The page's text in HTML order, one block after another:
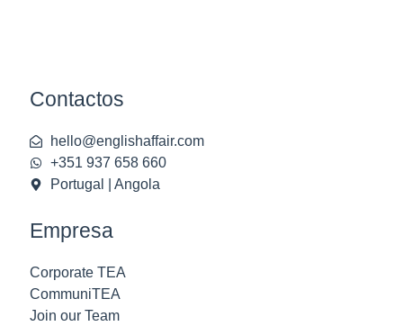
Contactos
hello@englishaffair.com
+351 937 658 660
Portugal | Angola
Empresa
Corporate TEA
CommuniTEA
Join our Team